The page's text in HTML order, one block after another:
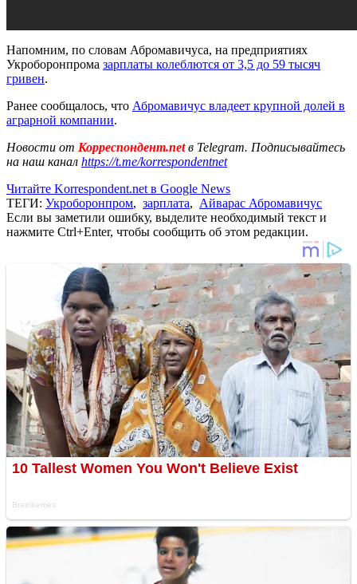
Напомним, по словам Абромавичуса, на предприятиях
Укроборонпрома зарплаты колеблются от 3,5 до 59 тысяч
гривен.
Ранее сообщалось, что Абромавичус владеет крупной долей в
аграрной компании.
Новости от Корреспондент.netв Telegram. Подписывайтесь
на наш канал https://t.me/korrespondentnet
Читайте Korrespondent.net в Google News
ТЕГИ: Укроборонпром, зарплата, Айварас Абромавичус
Если вы заметили ошибку, выделите необходимый текст и
нажмите Ctrl+Enter, чтобы сообщить об этом редакции.